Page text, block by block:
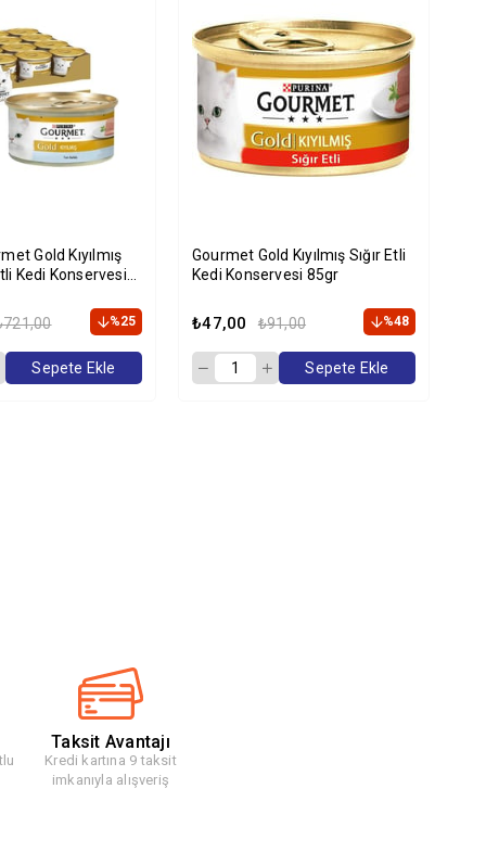
Gold Kıyılmış
Kedi Konservesi
%25
Sepete Ekle
Gourmet Gold Kıyılmış Sığır Etli
Kedi Konservesi 85gr
₺47,00 ₺91,00 %48
Sepete Ekle
Taksit Avantajı
Kredi kartına 9 taksit
imkanıyla alışveriş